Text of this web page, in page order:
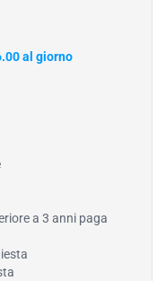
al giorno
a 3 anni paga